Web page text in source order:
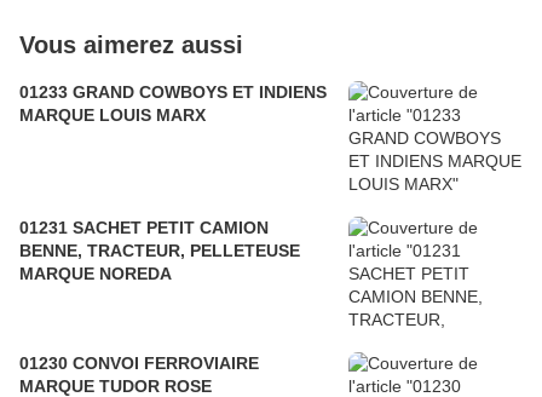
Vous aimerez aussi
01233 GRAND COWBOYS ET INDIENS
MARQUE LOUIS MARX
01231 SACHET PETIT CAMION
BENNE, TRACTEUR, PELLETEUSE
MARQUE NOREDA
01230 CONVOI FERROVIAIRE
MARQUE TUDOR ROSE